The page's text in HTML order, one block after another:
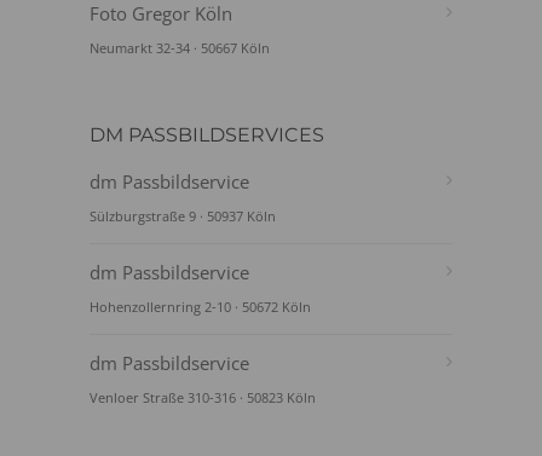
Foto Gregor Köln
Neumarkt 32-34 · 50667 Köln
DM PASSBILDSERVICES
dm Passbildservice
Sülzburgstraße 9 · 50937 Köln
dm Passbildservice
Hohenzollernring 2-10 · 50672 Köln
dm Passbildservice
Venloer Straße 310-316 · 50823 Köln